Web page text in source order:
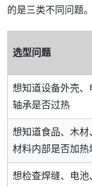
的是三类不同问题。
选型问题
想知道设备外壳、
轴承是否过热
想知道食品、木材
材料内部是否加热
想检查焊缝、电池